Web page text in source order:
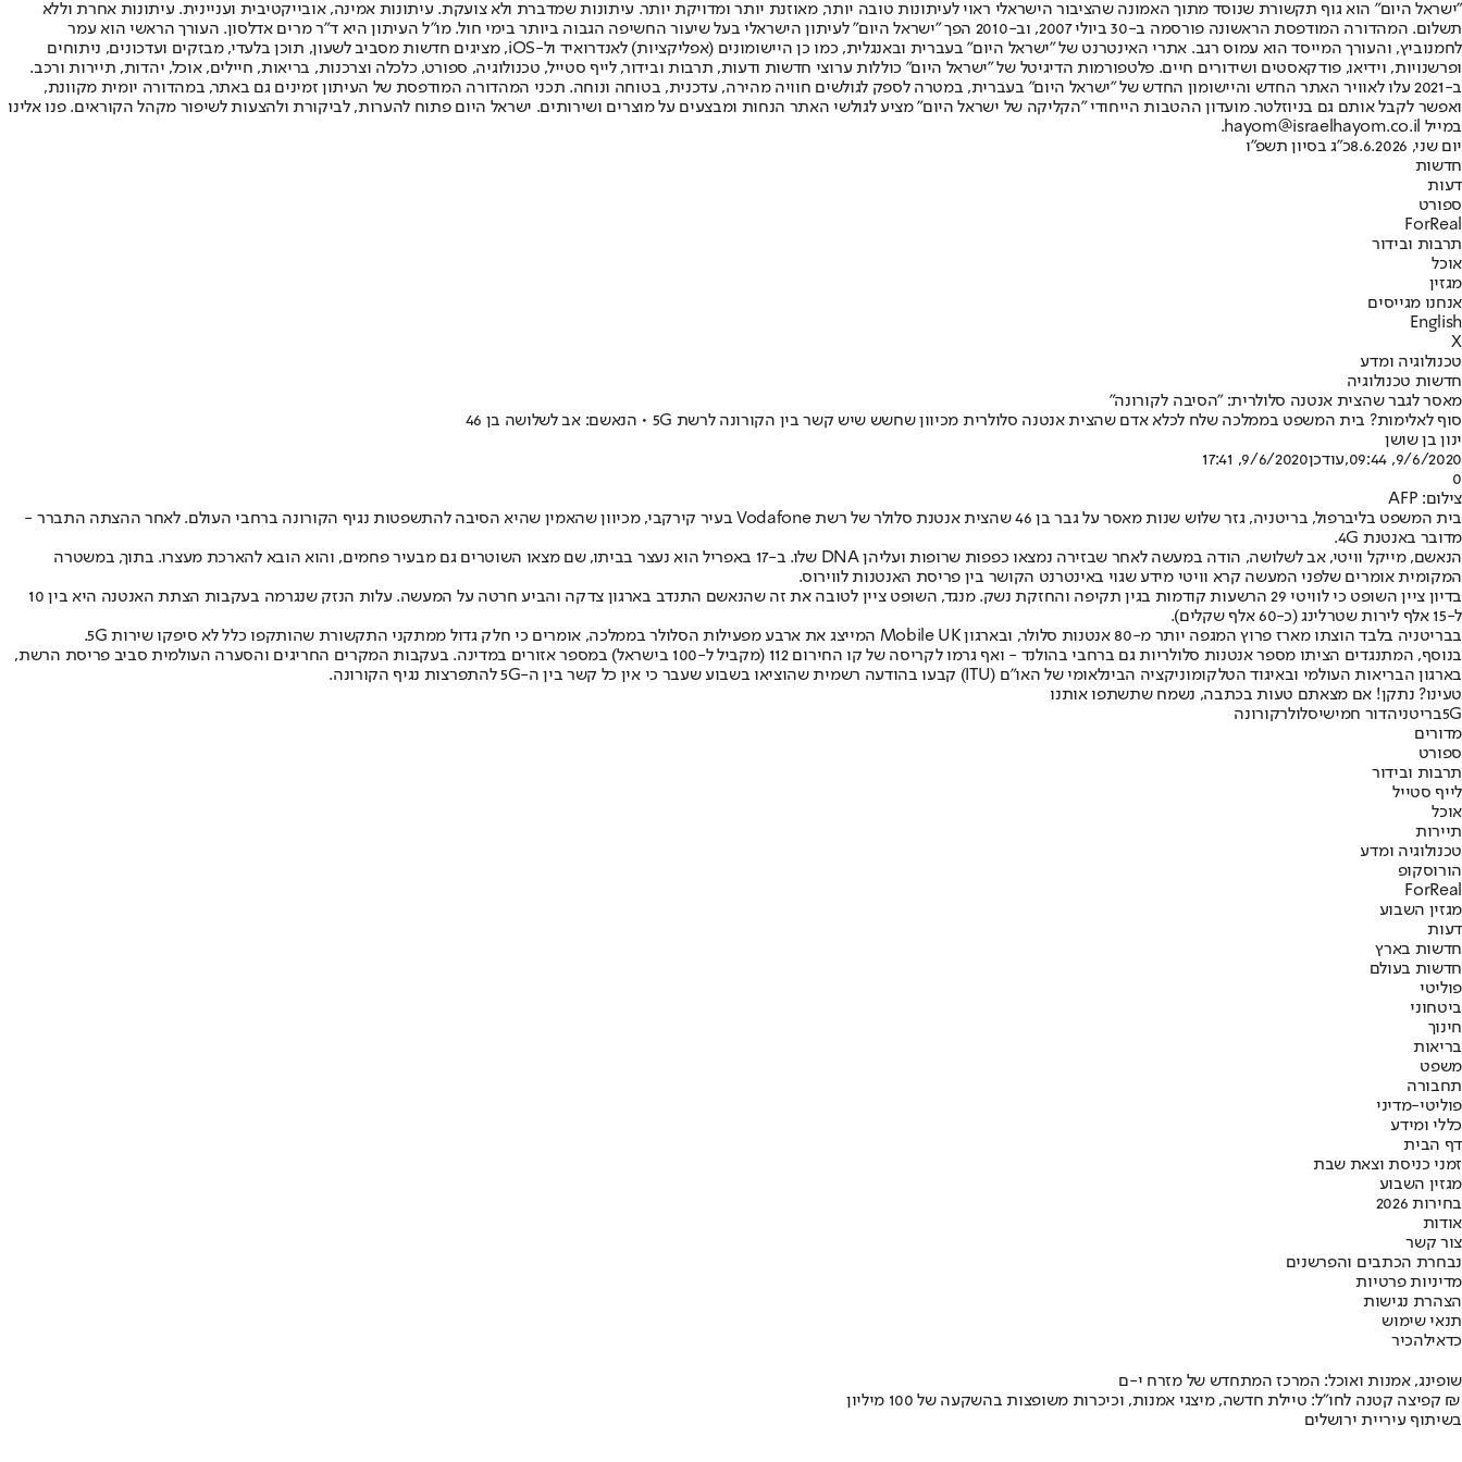
"ישראל היום" הוא גוף תקשורת שנוסד מתוך האמונה שהציבור הישראלי ראוי לעיתונות טובה יותר, מאוזנת יותר ומדויקת יותר. עיתונות שמדברת ולא צועקת. עיתונות אמינה, אובייקטיבית ועניינית. עיתונות אחרת וללא
תשלום. המהדורה המודפסת הראשונה פורסמה ב-30 ביולי 2007, וב-2010 הפך "ישראל היום" לעיתון הישראלי בעל שיעור החשיפה הגבוה ביותר בימי חול. מו"ל העיתון היא ד"ר מרים אדלסון. העורך הראשי הוא עמר
לחמנוביץ, והעורך המייסד הוא עמוס רגב. אתרי האינטרנט של "ישראל היום" בעברית ובאנגלית, כמו כן היישומונים (אפליקציות) לאנדרואיד ול-iOS, מציגים חדשות מסביב לשעון, תוכן בלעדי, מבזקים ועדכונים, ניתוחים
ופרשנויות, וידיאו, פודקאסטים ושידורים חיים. פלטפורמות הדיגיטל של "ישראל היום" כוללות ערוצי חדשות ודעות, תרבות ובידור, לייף סטייל, טכנולוגיה, ספורט, כלכלה וצרכנות, בריאות, חיילים, אוכל, יהדות, תיירות ורכב.
ב-2021 עלו לאוויר האתר החדש והיישומון החדש של "ישראל היום" בעברית, במטרה לספק לגולשים חוויה מהירה, עדכנית, בטוחה ונוחה. תכני המהדורה המודפסת של העיתון זמינים גם באתר, במהדורה יומית מקוונת,
ואפשר לקבל אותם גם בניוזלטר. מועדון ההטבות הייחודי "הקליקה של ישראל היום" מציע לגולשי האתר הנחות ומבצעים על מוצרים ושירותים. ישראל היום פתוח להערות, לביקורת ולהצעות לשיפור מקהל הקוראים. פנו אלינו
במייל hayom@israelhayom.co.il.
יום שני, 8.6.2026
כ"ג בסיון תשפ"ו
חדשות
דעות
ספורט
ForReal
תרבות ובידור
אוכל
מגזין
אנחנו מגייסים
English
X
טכנולוגיה ומדע
חדשות טכנולוגיה
מאסר לגבר שהצית אנטנה סלולרית: "הסיבה לקורונה"
סוף לאלימות? בית המשפט בממלכה שלח לכלא אדם שהצית אנטנה סלולרית מכיוון שחשש שיש קשר בין הקורונה לרשת 5G • הנאשם: אב לשלושה בן 46
ינון בן שושן
9/6/2020, 09:44
,עודכן9/6/2020, 17:41
0
צילום: AFP
בית המשפט בליברפול, בריטניה, גזר שלוש שנות מאסר על גבר בן 46 שהצית אנטנת סלולר של רשת Vodafone בעיר קירקבי, מכיוון שהאמין שהיא הסיבה להתשפטות נגיף הקורונה ברחבי העולם. לאחר ההצתה התברר -
מדובר באנטנת 4G.
הנאשם, מייקל וויטי, אב לשלושה, הודה במעשה לאחר שבזירה נמצאו כפפות שרופות ועליהן DNA שלו. ב-17 באפריל הוא נעצר בביתו, שם מצאו השוטרים גם מבעיר פחמים, והוא הובא להארכת מעצרו. בתוך, במשטרה
המקומית אומרים שלפני המעשה קרא וויטי מידע שגוי באינטרנט הקושר בין פריסת האנטנות לווירוס.
בדיון ציין השופט כי לוויטי 29 הרשעות קודמות בגין תקיפה והחזקת נשק. מנגד, השופט ציין לטובה את זה שהנאשם התנדב בארגון צדקה והביע חרטה על המעשה. עלות הנזק שנגרמה בעקבות הצתת האנטנה היא בין 10
ל-15 אלף לירות שטרלינג (כ-60 אלף שקלים).
בבריטניה בלבד הוצתו מארז פרוץ המגפה יותר מ-80 אנטנות סלולר, ובארגון Mobile UK המייצג את ארבע מפעילות הסלולר בממלכה, אומרים כי חלק גדול ממתקני התקשורת שהותקפו כלל לא סיפקו שירות 5G.
בנוסף, המתנגדים הציתו מספר אנטנות סלולריות גם ברחבי בהולנד - ואף גרמו לקריסה של קו החירום 112 (מקביל ל-100 בישראל) במספר אזורים במדינה. בעקבות המקרים החריגים והסערה העולמית סביב פריסת הרשת,
בארגון הבריאות העולמי ובאיגוד הטלקומוניקציה הבינלאומי של האו"ם (ITU) קבעו בהודעה רשמית שהוציאו בשבוע שעבר כי אין כל קשר בין ה-5G להתפרצות נגיף הקורונה.
טעינו? נתקן! אם מצאתם טעות בכתבה, נשמח שתשתפו אותנו
5Gבריטניהדור חמישיסלולרקורונה
מדורים
ספורט
תרבות ובידור
לייף סטייל
אוכל
תיירות
טכנולוגיה ומדע
הורוסקופ
ForReal
מגזין השבוע
דעות
חדשות בארץ
חדשות בעולם
פוליטי
ביטחוני
חינוך
בריאות
משפט
תחבורה
פוליטי-מדיני
כללי ומידע
דף הבית
זמני כניסת וצאת שבת
מגזין השבוע
בחירות 2026
אודות
צור קשר
נבחרת הכתבים והפרשנים
מדיניות פרטיות
הצהרת נגישות
תנאי שימוש
כדאילהכיר
שופינג, אמנות ואוכל: המרכז המתחדש של מזרח י-ם
קפיצה קטנה לחו"ל: טיילת חדשה, מיצגי אמנות, וכיכרות משופצות בהשקעה של 100 מיליון ₪
בשיתוף עיריית ירושלים